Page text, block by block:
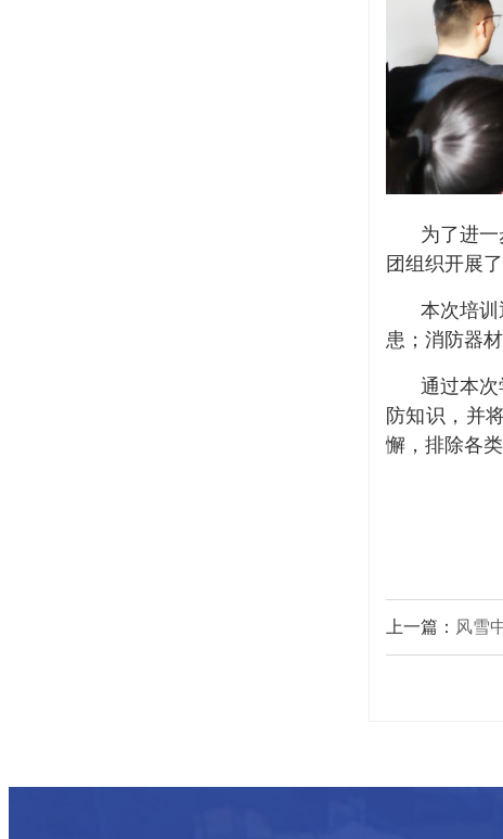
为了进
团组织开展
本次培
患；消防器
通过本
防知识，并
懈，排除各
上一篇： 风雪